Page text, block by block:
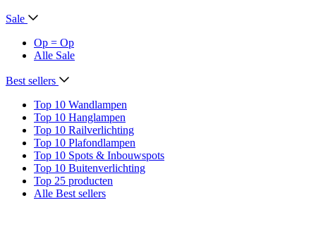
Sale
Op = Op
Alle Sale
Best sellers
Top 10 Wandlampen
Top 10 Hanglampen
Top 10 Railverlichting
Top 10 Plafondlampen
Top 10 Spots & Inbouwspots
Top 10 Buitenverlichting
Top 25 producten
Alle Best sellers